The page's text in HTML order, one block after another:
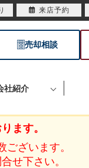
売却相談
社紹介
ます。
ざいます。
せ下さい。
来店予約